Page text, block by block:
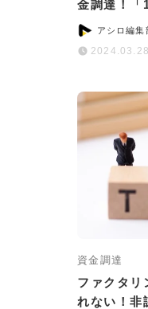
金調達！「
いるサービ
アシロ編集
2024.03.28
資金調達
ファクタリ
れない！非